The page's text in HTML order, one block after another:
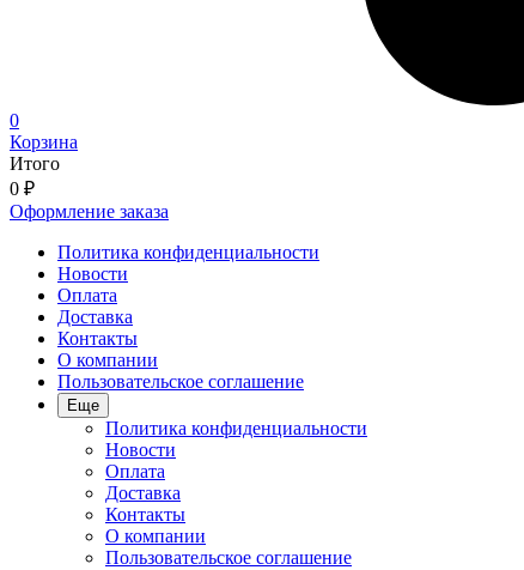
0
Корзина
Итого
0 ₽
Оформление заказа
Политика конфиденциальности
Новости
Оплата
Доставка
Контакты
О компании
Пользовательское соглашение
Еще
Политика конфиденциальности
Новости
Оплата
Доставка
Контакты
О компании
Пользовательское соглашение